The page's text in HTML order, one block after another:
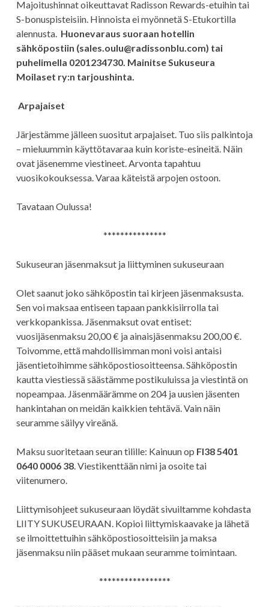
Majoitushinnat oikeuttavat Radisson Rewards-etuihin tai
S-bonuspisteisiin. Hinnoista ei myönnetä S-Etukortilla
alennusta. Huonevaraus suoraan hotellin
sähköpostiin (sales.oulu@radissonblu.com) tai
puhelimella 0201234730. Mainitse Sukuseura
Moilaset ry:n tarjoushinta.
Arpajaiset
Järjestämme jälleen suositut arpajaiset. Tuo siis palkintoja
– mieluummin käyttötavaraa kuin koriste-esineitä. Näin
ovat jäsenemme viestineet. Arvonta tapahtuu
vuosikokouksessa. Varaa käteistä arpojen ostoon.
Tavataan Oulussa!
***************
Sukuseuran jäsenmaksut ja liittyminen sukuseuraan
Olet saanut joko sähköpostin tai kirjeen jäsenmaksusta.
Sen voi maksaa entiseen tapaan pankkisiirrolla tai
verkkopankissa. Jäsenmaksut ovat entiset:
vuosijäsenmaksu 20,00 € ja ainaisjäsenmaksu 200,00 €.
Toivomme, että mahdollisimman moni voisi antaisi
jäsentietoihimme sähköpostiosoitteensa. Sähköpostin
kautta viestiessä säästämme postikuluissa ja viestintä on
nopeampaa. Jäsenmäärämme on 204 ja uusien jäsenten
hankintahan on meidän kaikkien tehtävä. Vain näin
seuramme säilyy vireänä.
Maksu suoritetaan seuran tilille: Kainuun op FI38 5401
0640 0006 38. Viestikenttään nimi ja osoite tai
viitenumero.
Liittymisohjeet sukuseuraan löydät sivuiltamme kohdasta
LIITY SUKUSEURAAN. Kopioi liittymiskaavake ja lähetä
se ilmoittettuihin sähköpostiosoitteisiin ja maksa
jäsenmaksu niin pääset mukaan seuramme toimintaan.
*****************